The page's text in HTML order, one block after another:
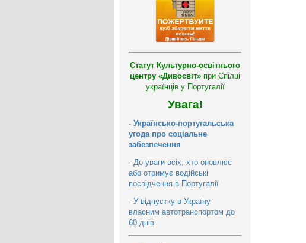
Статут Культурно-освітнього
центру «Дивосвіт» при Спілці
українців у Португалії
Увага!
- Українсько-португальська
угода про соціальне
забезпечення
- До уваги всіх, хто оновлює
або отримує водійські
посвідчення в Португалії
- У відпустку в Україну
власним автотранспортом до
60 днів